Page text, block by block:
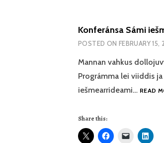
Konferánsa Sámi
POSTED ON FEBRUARY
Mannan vahkus
Prográmma lei viiddis
iešmearrideami… READ
Share this: